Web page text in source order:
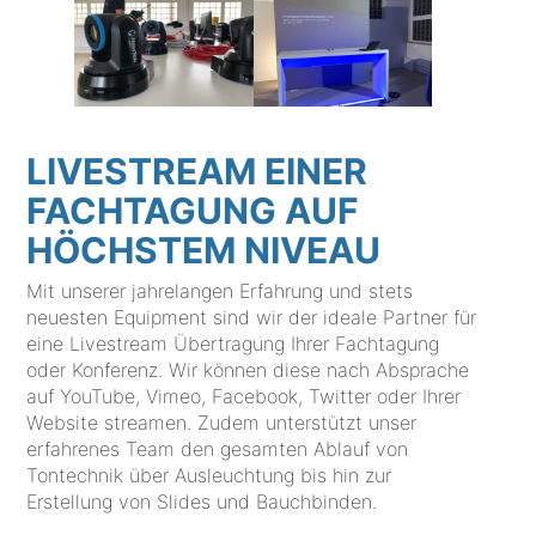
LIVESTREAM EINER
FACHTAGUNG AUF
HÖCHSTEM NIVEAU
Mit unserer jahrelangen Erfahrung und stets
neuesten Equipment sind wir der ideale Partner für
eine Livestream Übertragung Ihrer Fachtagung
oder Konferenz. Wir können diese nach Absprache
auf YouTube, Vimeo, Facebook, Twitter oder Ihrer
Website streamen. Zudem unterstützt unser
erfahrenes Team den gesamten Ablauf von
Tontechnik über Ausleuchtung bis hin zur
Erstellung von Slides und Bauchbinden.